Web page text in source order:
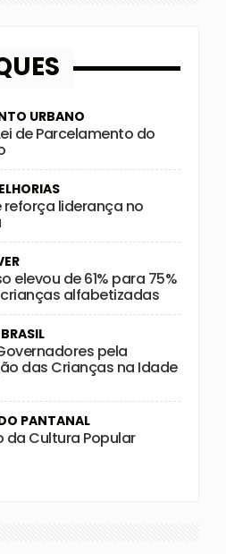
URBANO
de Parcelamento do
reforça liderança no
elevou de 61% para 75%
alfabetizadas
pela
das Crianças na Idade
PANTANAL
da Cultura Popular